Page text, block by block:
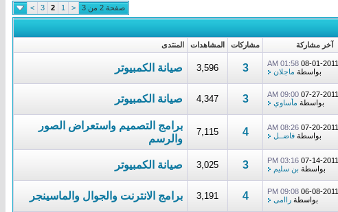
صفحة 2 من 3 <
1
2
3
>
آخر مشاركة مشاركات المشاهدات المنتدى
08-01-2011
01:58 AM
بواسطة ماجلان 3
3,596 صيانة الكمبيوتر
07-27-2011
09:00 AM
بواسطة مأساوي 3
4,347 صيانة الكمبيوتر
07-20-2011
08:26 AM
بواسطة فاضــل 4
7,115
برامج التصميم واستعراض الصور
والرسم
07-14-2011
03:16 PM
بواسطة بن سليم 3
3,025 صيانة الكمبيوتر
06-08-2011
09:08 PM
بواسطة راامى 4
3,191 برامج الانترنت والجوال والماسينجر